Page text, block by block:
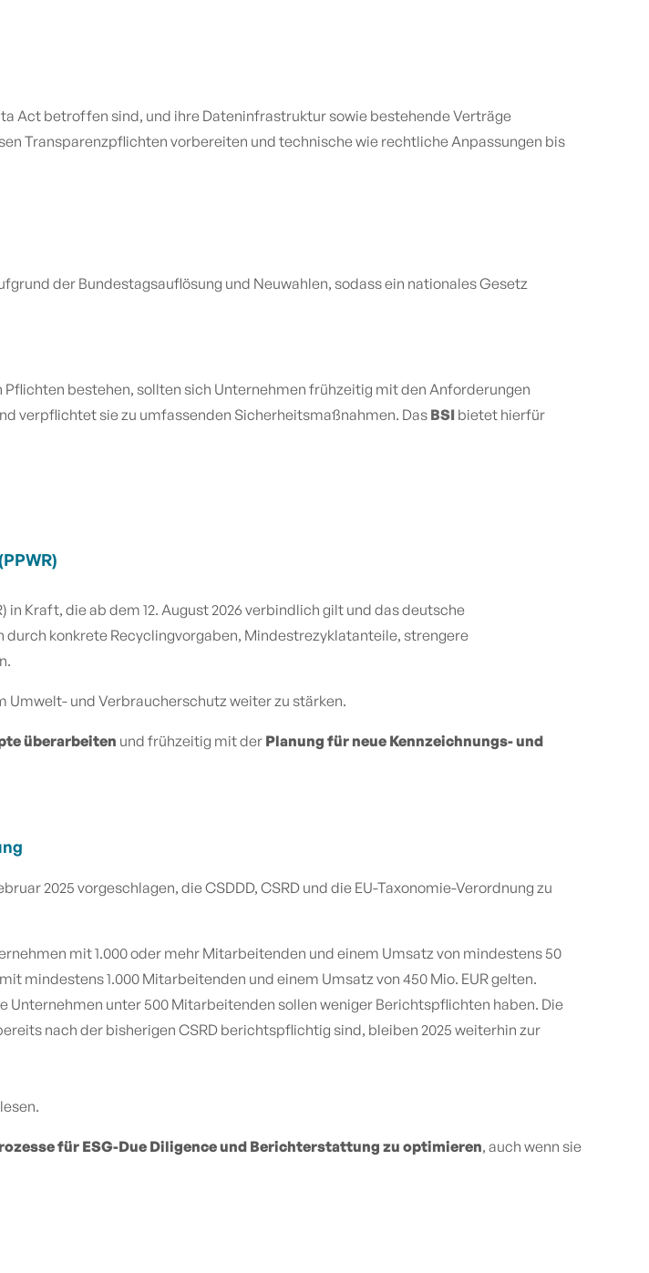
Act betroffen sind, und ihre Dateninfrastruktur sowie bestehende Verträge
Transparenzpflichten vorbereiten und technische wie rechtliche Anpassungen bis
der Bundestagsauflösung und Neuwahlen, sodass ein nationales Gesetz
bestehen, sollten sich Unternehmen frühzeitig mit den Anforderungen
verpflichtet sie zu umfassenden Sicherheitsmaßnahmen. Das BSI bietet hierfür
in Kraft, die ab dem 12. August 2026 verbindlich gilt und das deutsche
konkrete Recyclingvorgaben, Mindestrezyklatanteile, strengere
und Verbraucherschutz weiter zu stärken.
überarbeiten und frühzeitig mit der Planung für neue Kennzeichnungs- und
2025 vorgeschlagen, die CSDDD, CSRD und die EU-Taxonomie-Verordnung zu
mit 1.000 oder mehr Mitarbeitenden und einem Umsatz von mindestens 50
mindestens 1.000 Mitarbeitenden und einem Umsatz von 450 Mio. EUR gelten.
Unternehmen unter 500 Mitarbeitenden sollen weniger Berichtspflichten haben. Die
nach der bisherigen CSRD berichtspflichtig sind, bleiben 2025 weiterhin zur
für ESG-Due Diligence und Berichterstattung zu optimieren, auch wenn sie